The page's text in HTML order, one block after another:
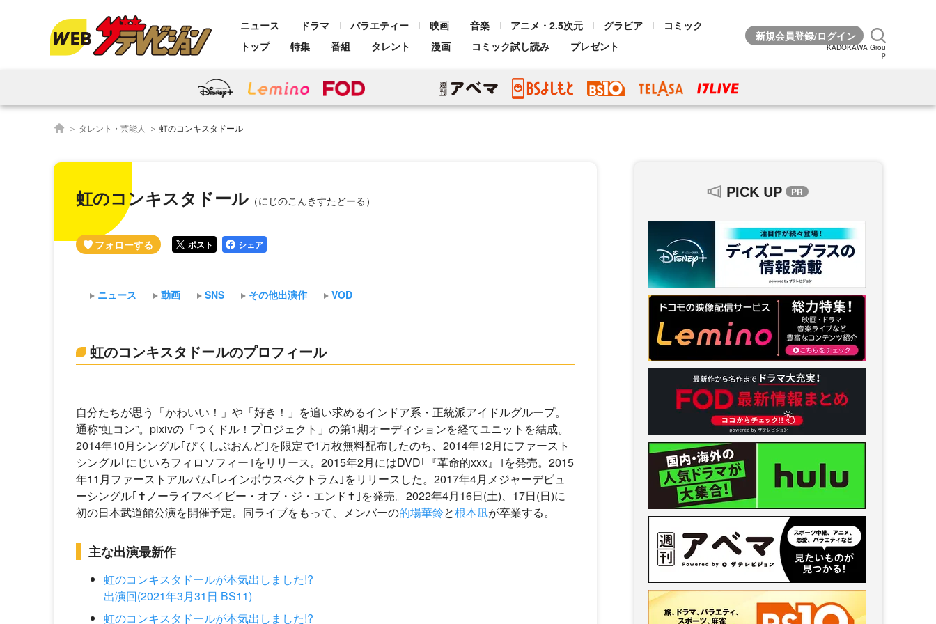
ニュース ドラマ バラエティー 映画 音楽 アニメ・2.5次元 グラビア
コミック
トップ
特集 番組 タレント 漫画 コミック試し読み プレゼント KADOKAWA Grou
p
タレント・芸能人 虹のコンキスタドール
虹のコンキスタドール （にじのこんきすたどーる）
ポスト シェア
ニュース 動画 SNS その他出演作 VOD
虹のコンキスタドールのプロフィール
自分たちが思う「かわいい！」や「好き！」を追い求めるインドア系・正統派アイドルグループ。
通称“虹コン”。pixivの「つくドル！プロジェクト」の第1期オーディションを経てユニットを結成。
2014年10月シングル｢ぴくしぶおんど｣を限定で1万枚無料配布したのち、2014年12月にファースト
シングル｢にじいろフィロソフィー｣をリリース。2015年2月にはDVD｢『革命的xxx』｣を発売。2015
年11月ファーストアルバム｢レインボウスペクトラム｣をリリースした。2017年4月メジャーデビュ
ーシングル｢✝ノーライフベイビー・オブ・ジ・エンド✝｣を発売。2022年4月16日(土)、17日(日)に
初の日本武道館公演を開催予定。同ライブをもって、メンバーの的場華鈴と根本凪が卒業する。
主な出演最新作
虹のコンキスタドールが本気出しました!?
出演回(2021年3月31日 BS11)
虹のコンキスタドールが本気出しました!?
PICK UP